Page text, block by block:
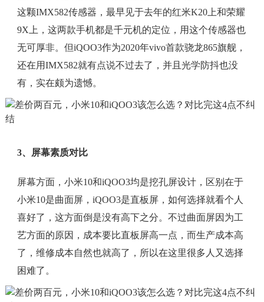
这颗IMX582传感器，最早见于去年的红米K20上和荣耀
9X上，这两款手机都是千元机的定位，用这个传感器也
无可厚非。但iQOO3作为2020年vivo首款骁龙865旗舰，
还在用IMX582就有点说不过去了，并且光学防抖也没
有，实在颇为遗憾。
3、屏幕素质对比
屏幕方面，小米10和iQOO3均是挖孔屏设计，区别在于
小米10是曲面屏，iQOO3是直板屏，如何选择就看个人
喜好了，这方面倒是没有高下之分。不过曲面屏因为工
艺方面的原因，成本要比直板屏高一点，而生产成本高
了，维修成本自然也就高了，所以在这里很多人又选择
困难了。